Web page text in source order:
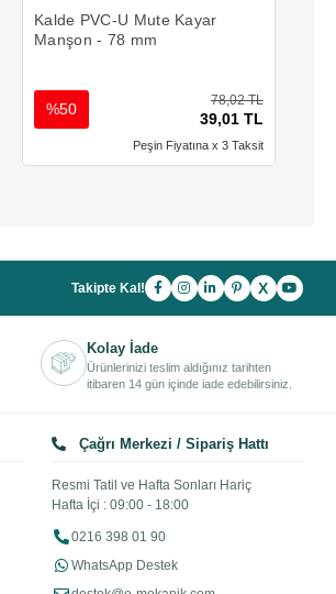
Kalde PVC-U Mute Kayar
Manşon - 78 mm
78,02 TL
39,01 TL
%50
Peşin Fiyatına x 3 Taksit
Takipte Kal! X
Kolay İade
Ürünlerinizi teslim aldığınız tarihten
itibaren 14 gün içinde iade edebilirsiniz.
Çağrı Merkezi / Sipariş Hattı
Resmi Tatil ve Hafta Sonları Hariç
Hafta İçi : 09:00 - 18:00
0216 398 01 90
WhatsApp Destek